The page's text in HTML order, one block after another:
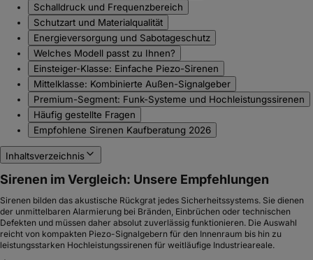
Schalldruck und Frequenzbereich
Schutzart und Materialqualität
Energieversorgung und Sabotageschutz
Welches Modell passt zu Ihnen?
Einsteiger-Klasse: Einfache Piezo-Sirenen
Mittelklasse: Kombinierte Außen-Signalgeber
Premium-Segment: Funk-Systeme und Hochleistungssirenen
Häufig gestellte Fragen
Empfohlene Sirenen Kaufberatung 2026
Inhaltsverzeichnis
Sirenen im Vergleich: Unsere Empfehlungen
Sirenen bilden das akustische Rückgrat jedes Sicherheitssystems. Sie dienen
der unmittelbaren Alarmierung bei Bränden, Einbrüchen oder technischen
Defekten und müssen daher absolut zuverlässig funktionieren. Die Auswahl
reicht von kompakten Piezo-Signalgebern für den Innenraum bis hin zu
leistungsstarken Hochleistungssirenen für weitläufige Industrieareale.